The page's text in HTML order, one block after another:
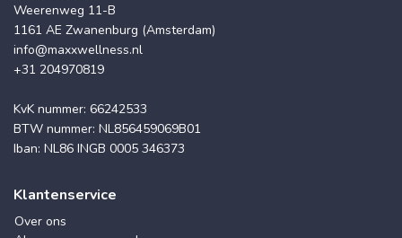
Weerenweg 11-B
1161 AE Zwanenburg (Amsterdam)
info@maxxwellness.nl
+31 204970819
KvK nummer: 66242533
BTW nummer: NL856459069B01
Iban: NL86 INGB 0005 346373
Klantenservice
Over ons